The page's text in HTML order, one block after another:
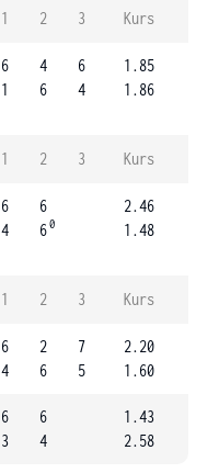
1 2 3 Kurs
6
1
4
6
6
4
1.85
1.86
1 2 3 Kurs
6
4
6
60
2.46
1.48
1 2 3 Kurs
6
4
2
6
7
5
2.20
1.60
6
3
6
4
1.43
2.58